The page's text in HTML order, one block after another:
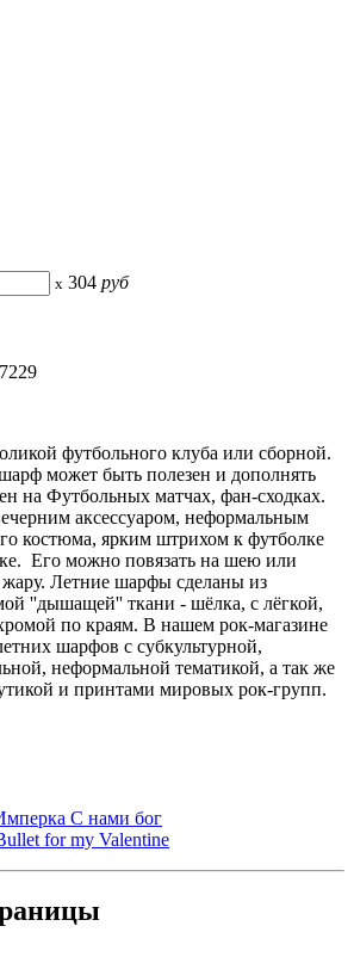
x 304 руб
футбольного клуба или сборной.
может быть полезен и дополнять
на Футбольных матчах, фан-сходках.
аксессуаром, неформальным
костюма, ярким штрихом к футболке
Его можно повязать на шею или
Летние шарфы сделаны из
''дышащей'' ткани - шёлка, с лёгкой,
по краям. В нашем рок-магазине
шарфов с субкультурной,
неформальной тематикой, а так же
и принтами мировых рок-групп.
С нами бог
for my Valentine